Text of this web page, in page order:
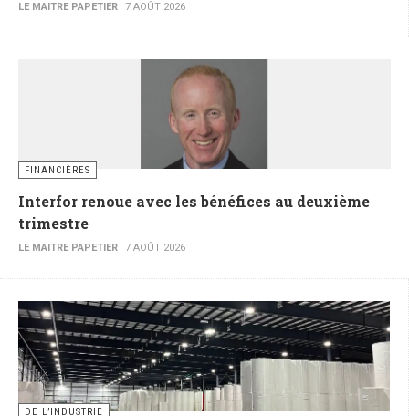
LE MAITRE PAPETIER 7 AOÛT 2026
FINANCIÈRES
Interfor renoue avec les bénéfices au deuxième
trimestre
LE MAITRE PAPETIER 7 AOÛT 2026
DE L’INDUSTRIE